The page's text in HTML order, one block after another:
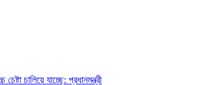
চালিয়ে যাচ্ছে: প্রধানমন্ত্রী